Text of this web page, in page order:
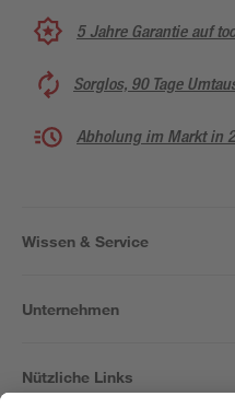
5 Jahre Garantie auf
Sorglos, 90 Tage
Abholung im Markt in
Wissen & Service
Unternehmen
Nützliche Links